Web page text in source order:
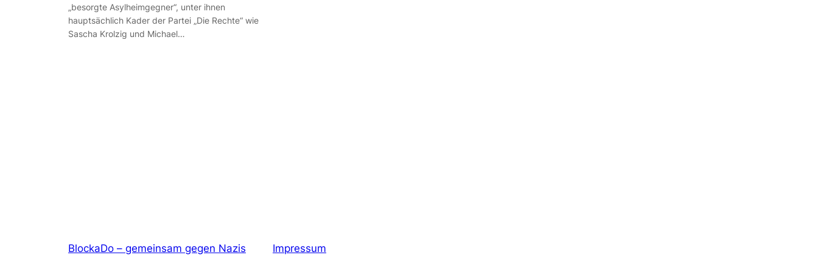
„besorgte Asylheimgegner“, unter ihnen
hauptsächlich Kader der Partei „Die Rechte“ wie
Sascha Krolzig und Michael…
BlockaDo – gemeinsam gegen Nazis Impressum